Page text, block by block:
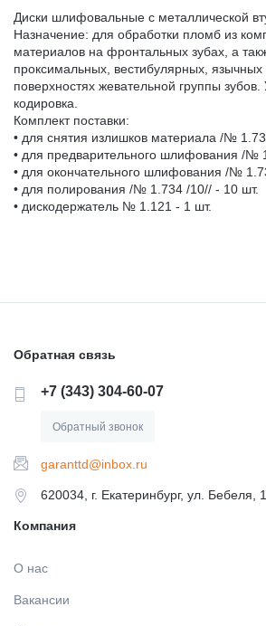
Диски шлифовальные с металлической
Назначение: для обработки пломб из
материалов на фронтальных зубах, а
проксимальных, вестибулярных,
поверхностях жевательной группы
кодировка.
Комплект поставки:
• для снятия излишков материала /№
• для предварительного шлифования /№
• для окончательного шлифования /№
• для полирования /№ 1.734 /10// - 10 шт.
• дискодержатель № 1.121 - 1 шт.
Обратная связь
+7 (343) 304-60-07
Обратный звонок
garanttd@inbox.ru
620034, г. Екатеринбург, ул. Бебеля,
Компания
О нас
Вакансии